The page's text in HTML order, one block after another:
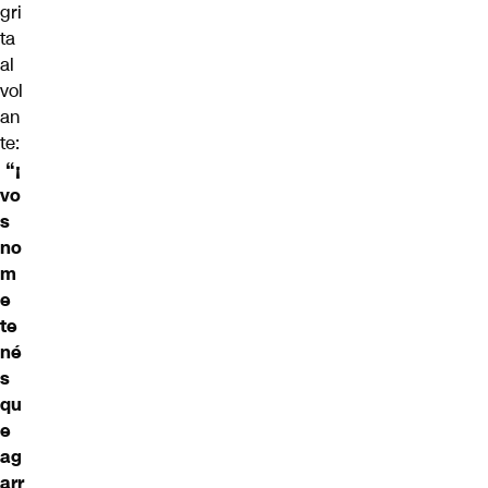
gri
ta
al
vol
an
te:
“¡
vo
s
no
m
e
te
né
s
qu
e
ag